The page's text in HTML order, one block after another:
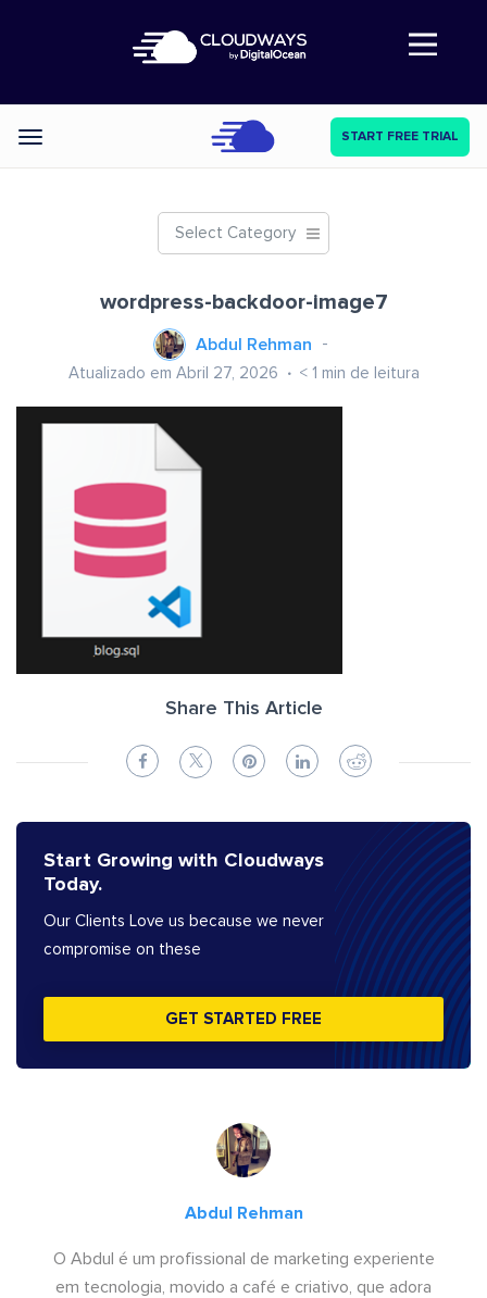
Abre a navegação
Categories START FREE TRIAL
Select Category
wordpress-backdoor-image7
Abdul Rehman
Atualizado em Abril 27, 2026 < 1 min de leitura
Share This Article
Start Growing with Cloudways
Today.
Our Clients Love us because we never
compromise on these
GET STARTED FREE
Abdul Rehman
O Abdul é um profissional de marketing experiente
em tecnologia, movido a café e criativo, que adora